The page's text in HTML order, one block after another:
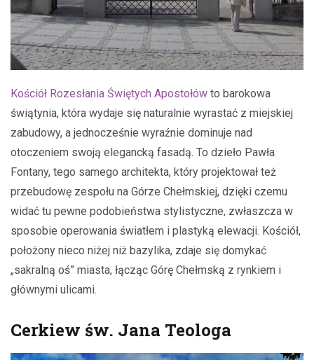
Kościół Rozesłania Świętych Apostołów to barokowa
świątynia, która wydaje się naturalnie wyrastać z miejskiej
zabudowy, a jednocześnie wyraźnie dominuje nad
otoczeniem swoją elegancką fasadą. To dzieło Pawła
Fontany, tego samego architekta, który projektował też
przebudowę zespołu na Górze Chełmskiej, dzięki czemu
widać tu pewne podobieństwa stylistyczne, zwłaszcza w
sposobie operowania światłem i plastyką elewacji. Kościół,
położony nieco niżej niż bazylika, zdaje się domykać
„sakralną oś” miasta, łącząc Górę Chełmską z rynkiem i
głównymi ulicami.
Cerkiew św. Jana Teologa